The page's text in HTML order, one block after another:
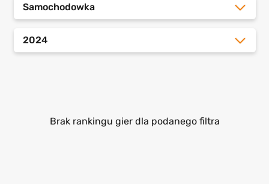
Samochodowka
2024
Brak rankingu gier dla podanego filtra